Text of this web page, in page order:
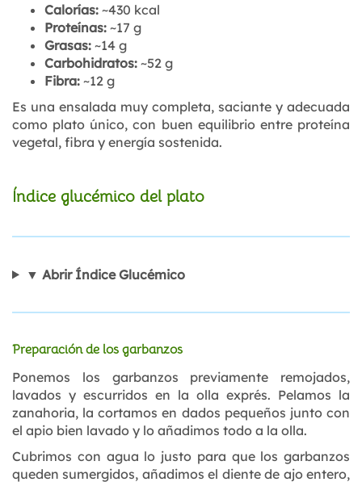
Calorías: ~430 kcal
Proteínas: ~17 g
Grasas: ~14 g
Carbohidratos: ~52 g
Fibra: ~12 g
Es una ensalada muy completa, saciante y adecuada
como plato único, con buen equilibrio entre proteína
vegetal, fibra y energía sostenida.
Índice glucémico del plato
▼ Abrir Índice Glucémico
Preparación de los garbanzos
Ponemos los garbanzos previamente remojados,
lavados y escurridos en la olla exprés. Pelamos la
zanahoria, la cortamos en dados pequeños junto con
el apio bien lavado y lo añadimos todo a la olla.
Cubrimos con agua lo justo para que los garbanzos
queden sumergidos, añadimos el diente de ajo entero,